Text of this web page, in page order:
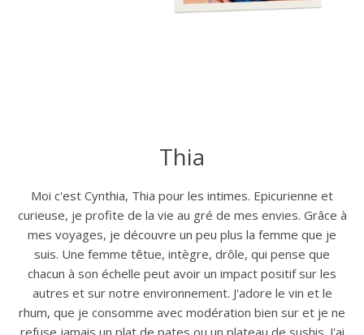
Thia
Moi c'est Cynthia, Thia pour les intimes. Epicurienne et
curieuse, je profite de la vie au gré de mes envies. Grâce à
mes voyages, je découvre un peu plus la femme que je
suis. Une femme têtue, intègre, drôle, qui pense que
chacun à son échelle peut avoir un impact positif sur les
autres et sur notre environnement. J'adore le vin et le
rhum, que je consomme avec modération bien sur et je ne
refuse jamais un plat de pates ou un plateau de sushis. J'ai